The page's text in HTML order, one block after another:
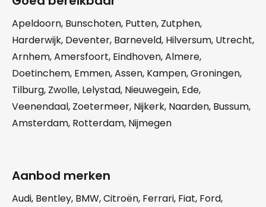
Apeldoorn, Bunschoten, Putten, Zutphen,
Harderwijk, Deventer, Barneveld, Hilversum, Utrecht,
Arnhem,Amersfoort, Eindhoven,Almere,
Doetinchem, Emmen,Assen, Kampen,Groningen,
Tilburg, Zwolle, Lelystad, Nieuwegein, Ede,
Veenendaal, Zoetermeer, Nijkerk, Naarden, Bussum,
Amsterdam, Rotterdam, Nijmegen
Aanbod merken
Audi, Bentley, BMW,Citroën, Ferrari, Fiat, Ford,